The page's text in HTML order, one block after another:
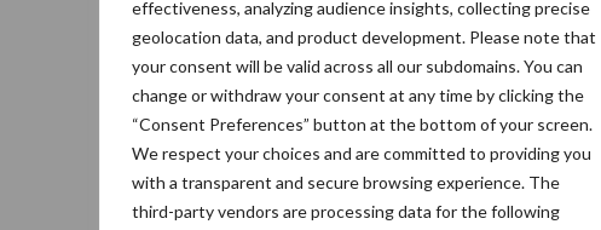
effectiveness, analyzing audience insights, collecting precise
geolocation data, and product development. Please note that
your consent will be valid across all our subdomains. You can
change or withdraw your consent at any time by clicking the
“Consent Preferences” button at the bottom of your screen.
We respect your choices and are committed to providing you
with a transparent and secure browsing experience. The
third-party vendors are processing data for the following